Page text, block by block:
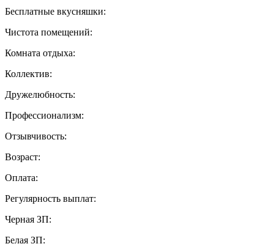
Бесплатные вкусняшки:
Чистота помещений:
Комната отдыха:
Коллектив:
Дружелюбность:
Профессионализм:
Отзывчивость:
Возраст:
Оплата:
Регулярность выплат:
Черная ЗП:
Белая ЗП: